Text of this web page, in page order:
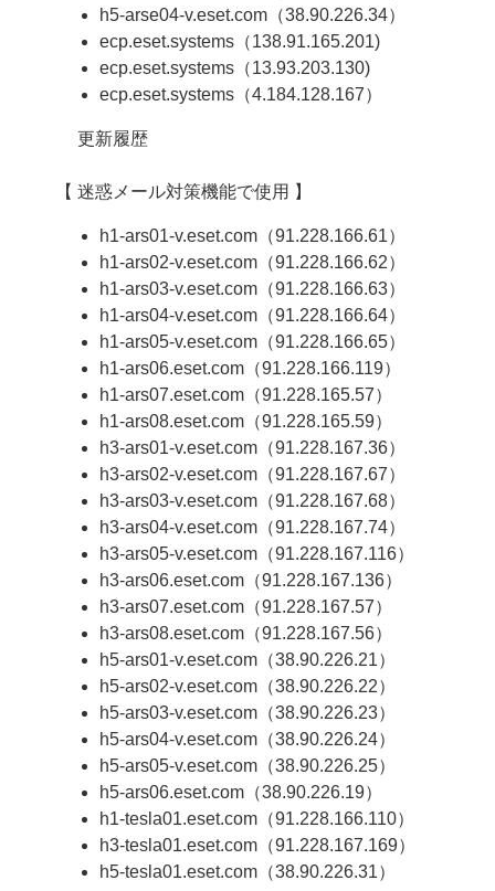
h5-arse04-v.eset.com（38.90.226.34）
ecp.eset.systems（138.91.165.201)
ecp.eset.systems（13.93.203.130)
ecp.eset.systems（4.184.128.167）
更新履歴
【 迷惑メール対策機能で使用 】
h1-ars01-v.eset.com（91.228.166.61）
h1-ars02-v.eset.com（91.228.166.62）
h1-ars03-v.eset.com（91.228.166.63）
h1-ars04-v.eset.com（91.228.166.64）
h1-ars05-v.eset.com（91.228.166.65）
h1-ars06.eset.com（91.228.166.119）
h1-ars07.eset.com（91.228.165.57）
h1-ars08.eset.com（91.228.165.59）
h3-ars01-v.eset.com（91.228.167.36）
h3-ars02-v.eset.com（91.228.167.67）
h3-ars03-v.eset.com（91.228.167.68）
h3-ars04-v.eset.com（91.228.167.74）
h3-ars05-v.eset.com（91.228.167.116）
h3-ars06.eset.com（91.228.167.136）
h3-ars07.eset.com（91.228.167.57）
h3-ars08.eset.com（91.228.167.56）
h5-ars01-v.eset.com（38.90.226.21）
h5-ars02-v.eset.com（38.90.226.22）
h5-ars03-v.eset.com（38.90.226.23）
h5-ars04-v.eset.com（38.90.226.24）
h5-ars05-v.eset.com（38.90.226.25）
h5-ars06.eset.com（38.90.226.19）
h1-tesla01.eset.com（91.228.166.110）
h3-tesla01.eset.com（91.228.167.169）
h5-tesla01.eset.com（38.90.226.31）